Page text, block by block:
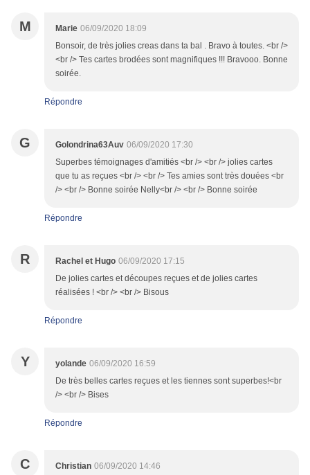
M Marie 06/09/2020 18:09
Bonsoir, de très jolies creas dans ta bal . Bravo à toutes. <br />
<br /> Tes cartes brodées sont magnifiques !!! Bravooo. Bonne
soirée.
Répondre
G Golondrina63Auv 06/09/2020 17:30
Superbes témoignages d'amitiés <br /> <br /> jolies cartes
que tu as reçues <br /> <br /> Tes amies sont très douées <br
/> <br /> Bonne soirée Nelly<br /> <br /> Bonne soirée
Répondre
R Rachel et Hugo 06/09/2020 17:15
De jolies cartes et découpes reçues et de jolies cartes
réalisées ! <br /> <br /> Bisous
Répondre
Y yolande 06/09/2020 16:59
De très belles cartes reçues et les tiennes sont superbes!<br
/> <br /> Bises
Répondre
C Christian 06/09/2020 14:46